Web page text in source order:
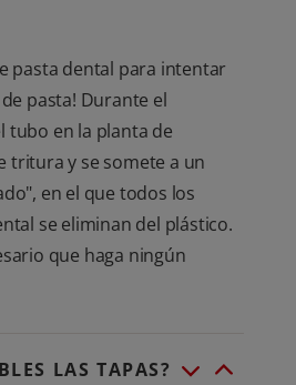
pasta dental para intentar
pasta! Durante el
tubo en la planta de
tritura y se somete a un
en el que todos los
se eliminan del plástico.
que haga ningún
LAS TAPAS?